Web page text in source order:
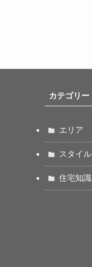
カテゴリー
エリア
スタイル
住宅知識